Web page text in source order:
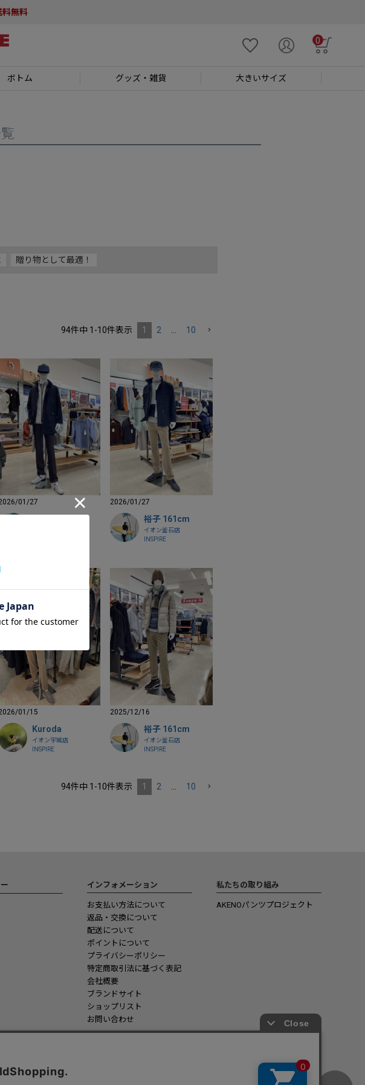
料無料
0
ボトム グッズ ・雑貨 大きいサイズ
贈り物として最適！
94件中 1 -10件表示 1 2 … 10
01/27 2026/01/27
裕子 161cm
イオン釜石店
INSPIRE
01/15
Kuroda
イオン宇城店
INSPIRE
2025/12/16
裕子 161cm
イオン釜石店
INSPIRE
94件中 1 -10件表示 1 2 10
インフォメーション
お支払い方法について
返品・交換について
配送について
ポイントについて
プライバシーポリシー
特定商取引法に基づく表記
会社概要
ブランドサイト
ショップリスト
お問い合わせ
私たちの取り組み
AKENOパンツプロジェクト